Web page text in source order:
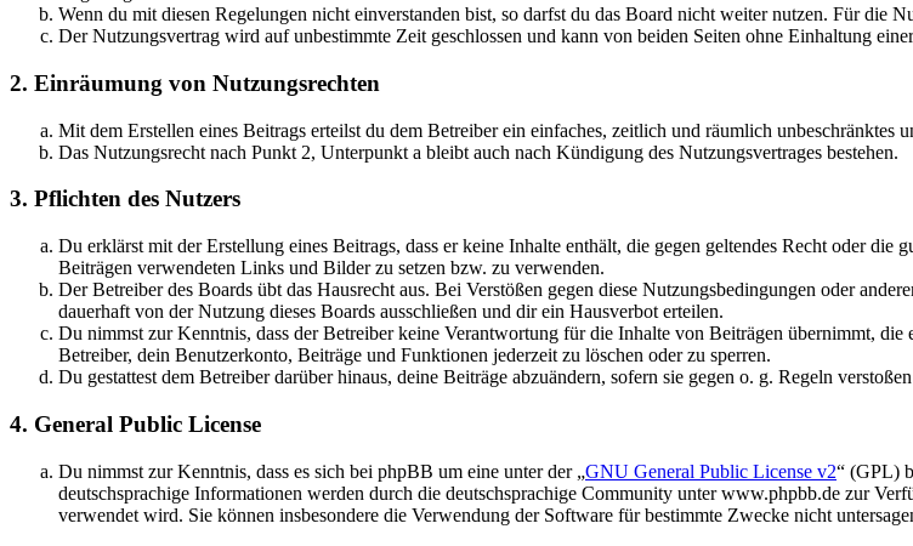
Wenn du mit diesen Regelungen nicht einverstanden bist, so darfst du das Board nicht weiter nutzen. Für die
Der Nutzungsvertrag wird auf unbestimmte Zeit geschlossen und kann von beiden Seiten ohne Einhaltung
2. Einräumung von Nutzungsrechten
Mit dem Erstellen eines Beitrags erteilst du dem Betreiber ein einfaches, zeitlich und räumlich unbeschränktes
Das Nutzungsrecht nach Punkt 2, Unterpunkt a bleibt auch nach Kündigung des Nutzungsvertrages bestehen.
3. Pflichten des Nutzers
Du erklärst mit der Erstellung eines Beitrags, dass er keine Inhalte enthält, die gegen geltendes Recht oder die
Beiträgen verwendeten Links und Bilder zu setzen bzw. zu verwenden.
Der Betreiber des Boards übt das Hausrecht aus. Bei Verstößen gegen diese Nutzungsbedingungen oder
dauerhaft von der Nutzung dieses Boards ausschließen und dir ein Hausverbot erteilen.
Du nimmst zur Kenntnis, dass der Betreiber keine Verantwortung für die Inhalte von Beiträgen übernimmt,
Betreiber, dein Benutzerkonto, Beiträge und Funktionen jederzeit zu löschen oder zu sperren.
Du gestattest dem Betreiber darüber hinaus, deine Beiträge abzuändern, sofern sie gegen o. g. Regeln
4. General Public License
Du nimmst zur Kenntnis, dass es sich bei phpBB um eine unter der „GNU General Public License v2“ (GPL)
deutschsprachige Informationen werden durch die deutschsprachige Community unter www.phpbb.de zur
verwendet wird. Sie können insbesondere die Verwendung der Software für bestimmte Zwecke nicht